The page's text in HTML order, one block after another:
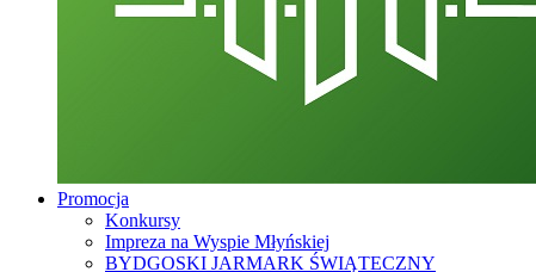
Promocja
Konkursy
Impreza na Wyspie Młyńskiej
BYDGOSKI JARMARK ŚWIĄTECZNY